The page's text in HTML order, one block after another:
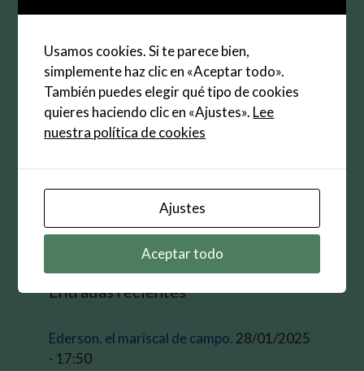
este navegador para la próxima vez que
comente.
Buscar:
Entradas recientes
Ederson, el mariscal de campo. 28/01/2025
- 17:50
Usamos cookies. Si te parece bien,
simplemente haz clic en «Aceptar todo».
También puedes elegir qué tipo de cookies
quieres haciendo clic en «Ajustes». Lee
nuestra política de cookies
Ajustes
Aceptar todo